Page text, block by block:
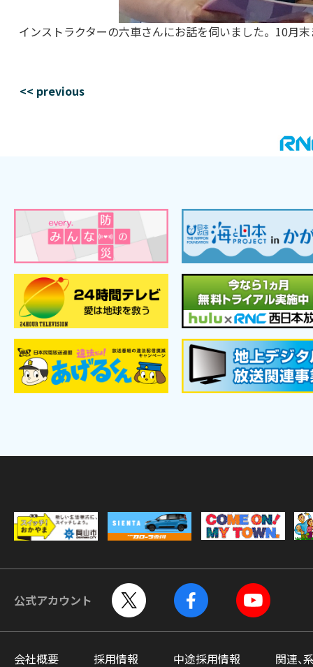
インストラクターの六車さんにお話を伺いました。10月
<< previous
公式アカウント
会社概要 採用情報 中途採用情報 関連、